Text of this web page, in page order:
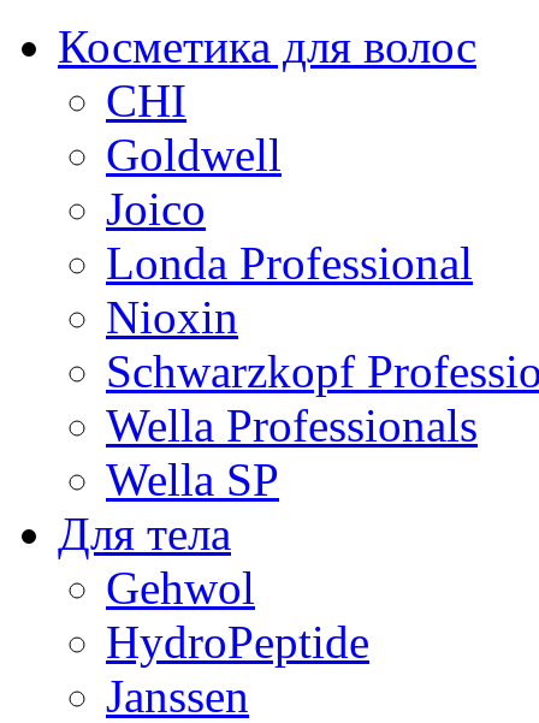
Косметика для волос
CHI
Goldwell
Joico
Londa Professional
Nioxin
Schwarzkopf
Wella Professionals
Wella SP
Для тела
Gehwol
HydroPeptide
Janssen